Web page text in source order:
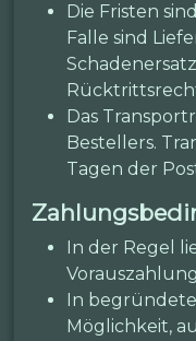
Die Fristen
Falle sind
Das
Bestellers.
Tagen der
In der Regel
In
Möglichkeit,